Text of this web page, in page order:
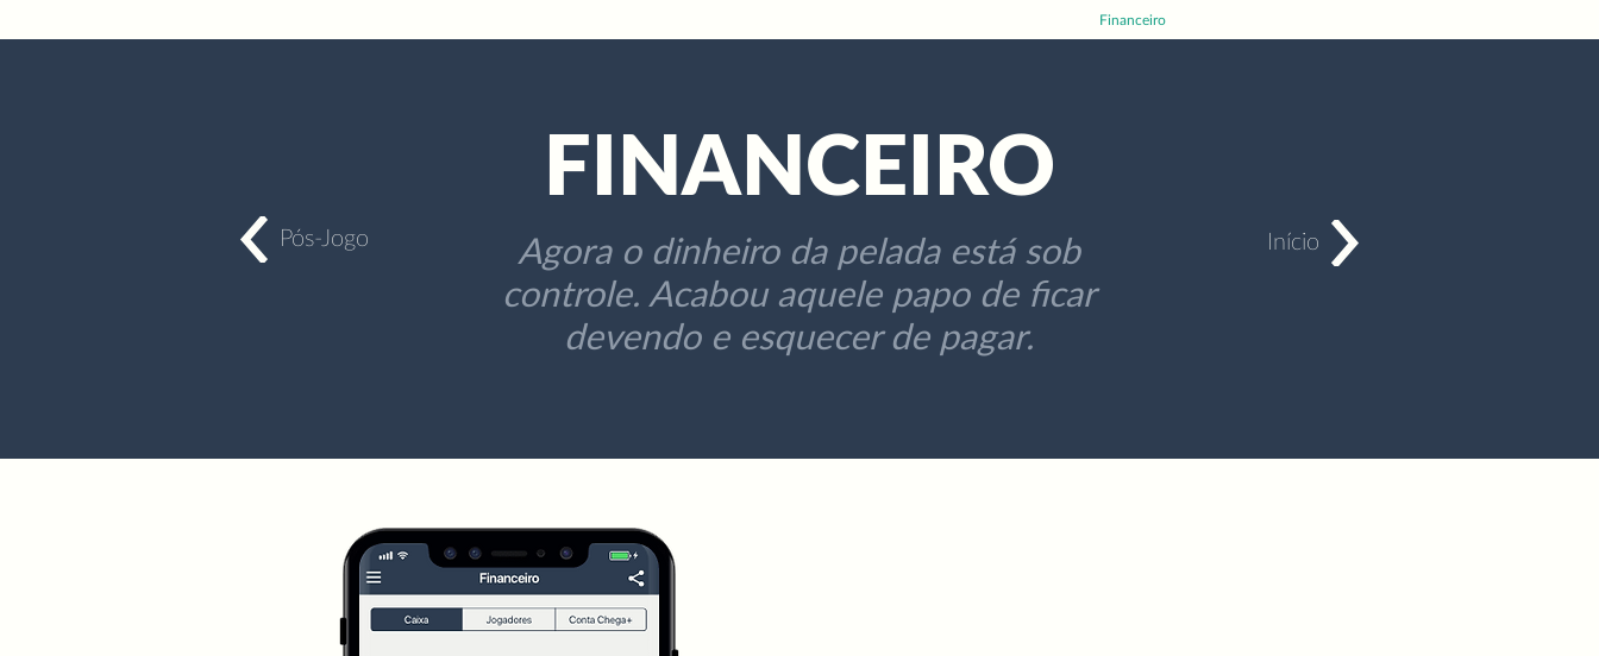
Financeiro
Pós-Jogo
FINANCEIRO
Agora o dinheiro da pelada está sob
controle. Acabou aquele papo de ficar
devendo e esquecer de pagar.
Início